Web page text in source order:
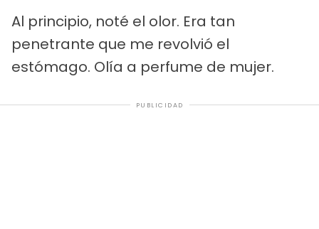
Al principio, noté el olor. Era tan
penetrante que me revolvió el
estómago. Olía a perfume de mujer.
PUBLICIDAD